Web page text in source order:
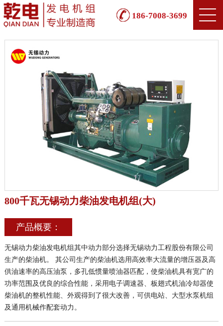
186-7008-3699
800千瓦无锡动力柴油发电机组(大)
产品概要：
无锡动力柴油发电机组其中动力部分选择无锡动力工程股份有限公司
生产的柴油机。 其公司生产的柴油机选用高效率大流量的增压器及高
供油速率的高压油泵，多孔低惯量喷油器匹配，使柴油机具有宽广的
功率范围及优良的综合性能，采用电子调速器、板翅式机油冷却器使
柴油机的整机性能、外观得到了很大改善，可供电站、大型水泵机组
及通用机械作配套动力。